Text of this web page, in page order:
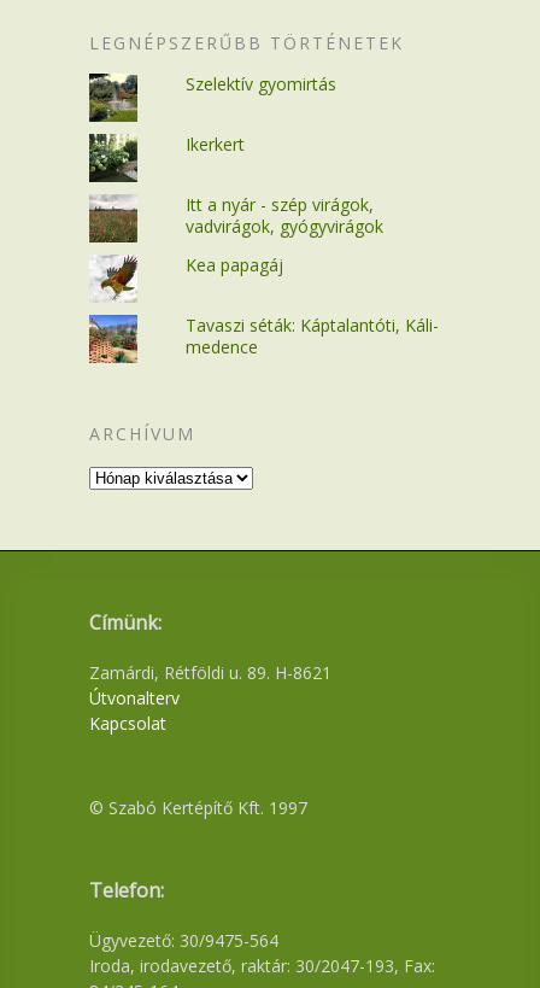
LEGNÉPSZERŰBB TÖRTÉNETEK
Szelektív gyomirtás
Ikerkert
Itt a nyár - szép virágok,
vadvirágok, gyógyvirágok
Kea papagáj
Tavaszi séták: Káptalantóti, Káli-
medence
ARCHÍVUM
Archívum
Címünk:
Zamárdi, Rétföldi u. 89. H-8621
Útvonalterv
Kapcsolat
© Szabó Kertépítő Kft. 1997
Telefon:
Ügyvezető: 30/9475-564
Iroda, irodavezető, raktár: 30/2047-193, Fax: